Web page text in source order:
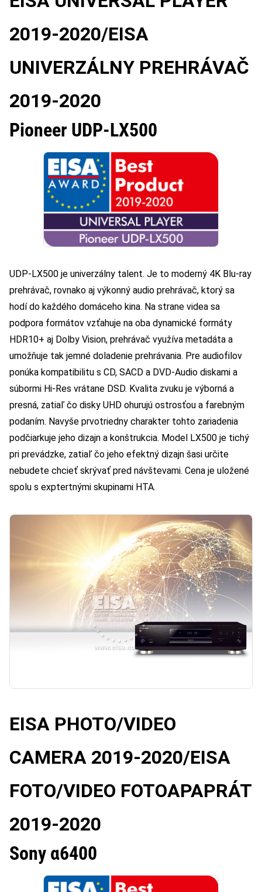
2019-2020/EISA
UNIVERZÁLNY PREHRÁVAČ
2019-2020
Pioneer UDP-LX500
UDP-LX500 je univerzálny talent. Je to moderný 4K Blu-ray
prehrávač, rovnako aj výkonný audio prehrávač, ktorý sa
hodí do každého domáceho kina. Na strane videa sa
podpora formátov vzťahuje na oba dynamické formáty
HDR10+ aj Dolby Vision, prehrávač využíva metadáta a
umožňuje tak jemné doladenie prehrávania. Pre audiofilov
ponúka kompatibilitu s CD, SACD a DVD-Audio diskami a
súbormi Hi-Res vrátane DSD. Kvalita zvuku je výborná a
presná, zatiaľ čo disky UHD ohurujú ostrosťou a farebným
podaním. Navyše prvotriedny charakter tohto zariadenia
podčiarkuje jeho dizajn a konštrukcia. Model LX500 je tichý
pri prevádzke, zatiaľ čo jeho efektný dizajn šasi určite
nebudete chcieť skrývať pred návštevami. Cena je uložené
spolu s exptertnými skupinami HTA.
EISA PHOTO/VIDEO
CAMERA 2019-2020/EISA
FOTO/VIDEO FOTOAPAPRÁT
2019-2020
Sony α6400